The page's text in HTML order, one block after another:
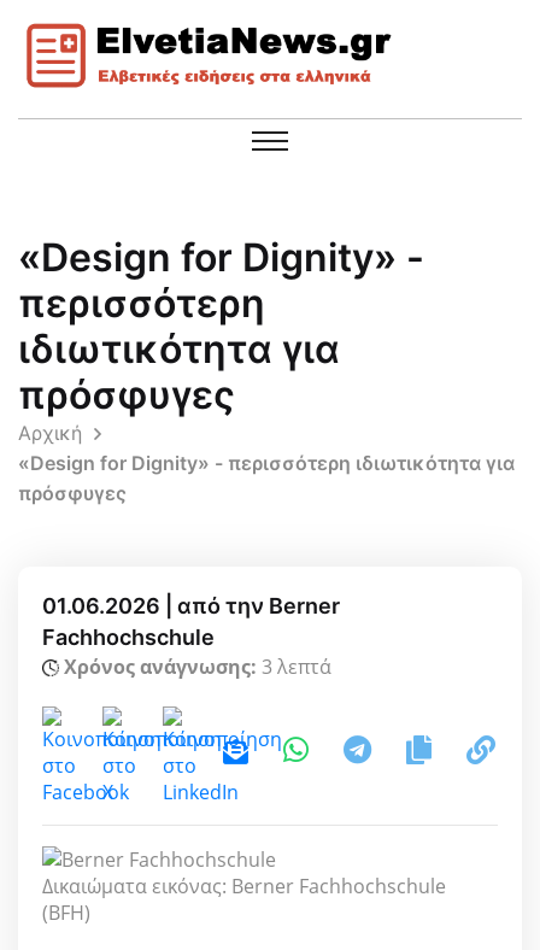
«Design for Dignity» -
περισσότερη
ιδιωτικότητα για
πρόσφυγες
Αρχική
«Design for Dignity» - περισσότερη ιδιωτικότητα για
πρόσφυγες
01.06.2026 | από την Berner
Fachhochschule
Χρόνος ανάγνωσης: 3 λεπτά
Δικαιώματα εικόνας: Berner Fachhochschule
(BFH)